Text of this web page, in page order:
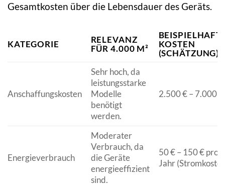
Gesamtkosten über die Lebensdauer des Geräts.
KATEGORIE
RELEVANZ
FÜR 4.000 M²
KOSTEN
(SCHÄTZUNG)
Anschaffungskosten
Sehr hoch, da
leistungsstarke
Modelle
benötigt
werden.
2.500 € – 7.000
Energieverbrauch
Moderater
Verbrauch, da
die Geräte
energieeffizient
sind.
50 € – 150 € pro
Jahr